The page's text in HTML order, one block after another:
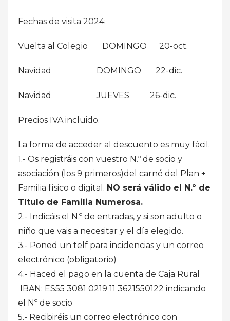
Fechas de visita 2024:
Vuelta al Colegio DOMINGO 20-oct.
Navidad DOMINGO 22-dic.
Navidad JUEVES 26-dic.
Precios IVA incluido.
La forma de acceder al descuento es muy fácil.
1.- Os registráis con vuestro N.º de socio y
asociación (los 9 primeros)del carné del Plan +
Familia físico o digital. NO será válido el N.º de
Título de Familia Numerosa.
2.- Indicáis el N.º de entradas, y si son adulto o
niño que vais a necesitar y el día elegido.
3.- Poned un telf para incidencias y un correo
electrónico (obligatorio)
4.- Haced el pago en la cuenta de Caja Rural
IBAN: ES55 3081 0219 11 3621550122 indicando
el Nº de socio
5.- Recibiréis un correo electrónico con